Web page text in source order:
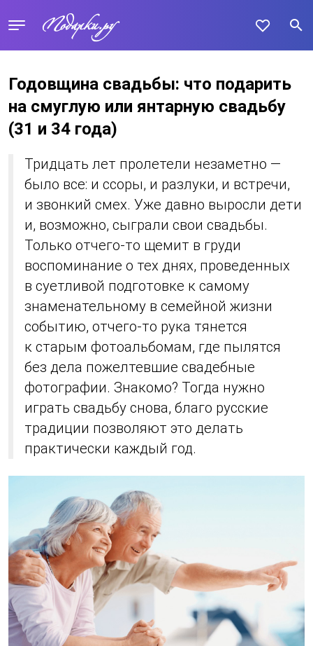
Годовщина свадьбы: что подарить
на смуглую или янтарную свадьбу
(31 и 34 года)
Тридцать лет пролетели незаметно —
было все: и ссоры, и разлуки, и встречи,
и звонкий смех. Уже давно выросли дети
и, возможно, сыграли свои свадьбы.
Только отчего-то щемит в груди
воспоминание о тех днях, проведенных
в суетливой подготовке к самому
знаменательному в семейной жизни
событию, отчего-то рука тянется
к старым фотоальбомам, где пылятся
без дела пожелтевшие свадебные
фотографии. Знакомо? Тогда нужно
играть свадьбу снова, благо русские
традиции позволяют это делать
практически каждый год.